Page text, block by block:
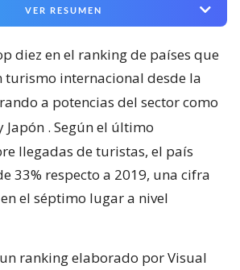
VER RESUMEN
diez en el ranking de países que
turismo internacional desde la
a potencias del sector como
Japón . Según el último
llegadas de turistas, el país
33% respecto a 2019, una cifra
el séptimo lugar a nivel
ranking elaborado por Visual